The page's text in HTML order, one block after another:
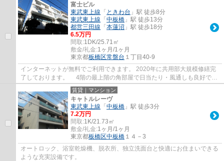
富士ビル
東武東上線 「 ときわ台 」駅 徒歩8分
東武東上線 「 中板橋 」駅 徒歩13分
都営三田線 「 本蓮沼 」駅 徒歩18分
6.5万円
間取:1DK/25.71㎡
敷金/礼金:1ヶ月/1ヶ月
東京都板橋区常盤台 １丁目40-9
インターネットが無料でご利用できます。 2020年に共用部大規模修繕完
了しております。 4階の最上階の角部屋で日当たり・風通しも良好で
す。
賃貸｜マンション
キャトルレーヴ
東武東上線 「 中板橋 」駅 徒歩3分
7.2万円
間取:1K/21.73㎡
敷金/礼金:1ヶ月/1ヶ月
東京都板橋区中板橋 １４－3
オートロック、浴室乾燥機、脱衣所、独立洗面台と快適にお住まいできる
ような充実設備です。